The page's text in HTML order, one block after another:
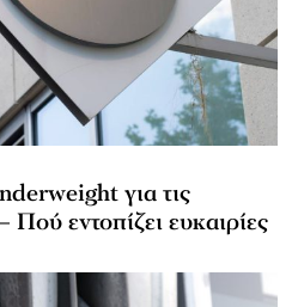
για τις
εντοπίζει ευκαιρίες